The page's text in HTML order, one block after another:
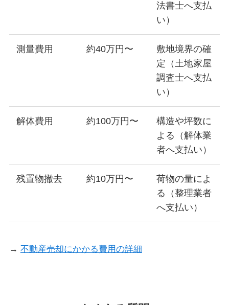
法書士へ支払
い）
測量費用 約40万円〜
敷地境界の確
定（土地家屋
調査士へ支払
い）
解体費用 約100万円〜
構造や坪数に
よる（解体業
者へ支払い）
残置物撤去 約10万円〜
荷物の量によ
る（整理業者
へ支払い）
→ 不動産売却にかかる費用の詳細